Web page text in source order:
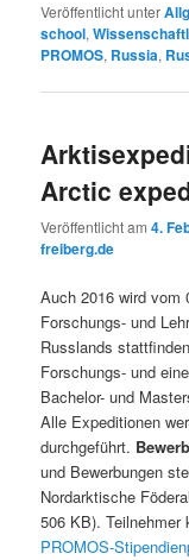
Veröffentlicht unter
school,
PROMOS, Russia,
Arctic
Veröffentlicht am4.
freiberg.de
Auch 2016 wird vom
Forschungs- und
Russlands
Forschungs- und
Bachelor- und
Alle Expeditionen
durchgeführt.
und Bewerbungen
Nordarktische
506 KB). Teilnehmer
PROMOS-